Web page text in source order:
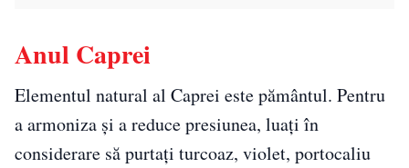
Anul Caprei
Elementul natural al Caprei este pământul. Pentru
a armoniza și a reduce presiunea, luați în
considerare să purtați turcoaz, violet, portocaliu